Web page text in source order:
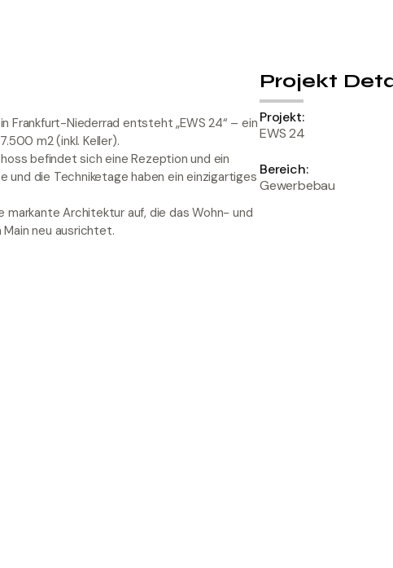
Frankfurt-Niederrad entsteht „EWS 24“ – ein
m2 (inkl. Keller).
befindet sich eine Rezeption und ein
die Techniketage haben ein einzigartiges
markante Architektur auf, die das Wohn- und
Main neu ausrichtet.
Projekt
Projekt:
EWS 24
Bereich:
Gewerbebau